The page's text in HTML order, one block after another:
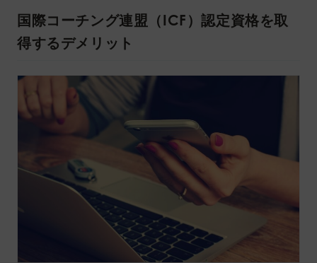
国際コーチング連盟（ICF）認定資格を取
得するデメリット